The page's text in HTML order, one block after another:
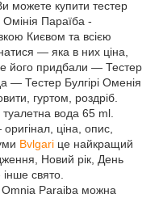
можете купити тестер
Параїба -
Києвом та всією
— яка в них ціна,
його придбали — Тестер
— Тестер Булгірі Оменія
гуртом, роздріб.
вода 65 ml.
ціна, опис,
Bvlgari це найкращий
Новий рік, День
свято.
Omnia Paraiba можна